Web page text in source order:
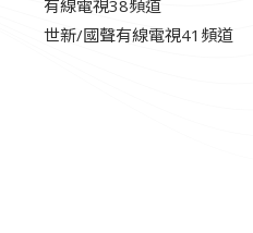
有線電視38頻道​
世新/國聲有線電視41頻道​